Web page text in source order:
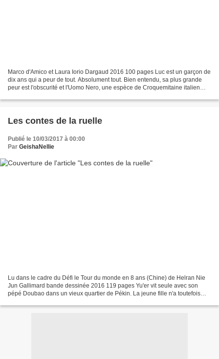
Marco d'Amico et Laura Iorio Dargaud 2016 100 pages Luc est un garçon de
dix ans qui a peur de tout. Absolument tout. Bien entendu, sa plus grande
peur est l'obscurité et l'Uomo Nero, une espèce de Croquemitaine italien
Les contes de la ruelle
Publié le 10/03/2017 à 00:00
Par GeishaNellie
Lu dans le cadre du Défi le Tour du monde en 8 ans (Chine) de Helran Nie
Jun Gallimard bande dessinée 2016 119 pages Yu'er vit seule avec son
pépé Doubao dans un vieux quartier de Pékin. La jeune fille n'a toutefois